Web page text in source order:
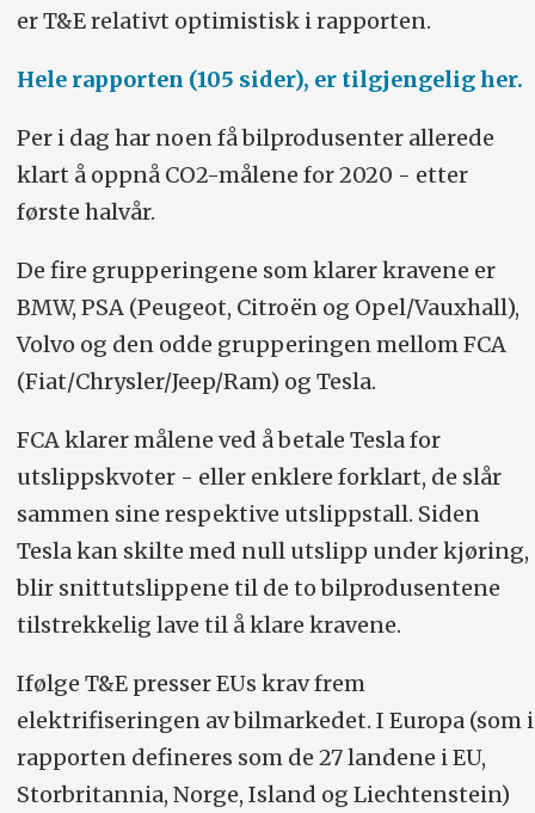
er T&E relativt optimistisk i rapporten.
Hele rapporten (105 sider), er tilgjengelig her.
Per i dag har noen få bilprodusenter allerede
klart å oppnå CO2-målene for 2020 - etter
første halvår.
De fire grupperingene som klarer kravene er
BMW, PSA (Peugeot, Citroën og Opel/Vauxhall),
Volvo og den odde grupperingen mellom FCA
(Fiat/Chrysler/Jeep/Ram) og Tesla.
FCA klarer målene ved å betale Tesla for
utslippskvoter - eller enklere forklart, de slår
sammen sine respektive utslippstall. Siden
Tesla kan skilte med null utslipp under kjøring,
blir snittutslippene til de to bilprodusentene
tilstrekkelig lave til å klare kravene.
Ifølge T&E presser EUs krav frem
elektrifiseringen av bilmarkedet. I Europa (som i
rapporten defineres som de 27 landene i EU,
Storbritannia, Norge, Island og Liechtenstein)